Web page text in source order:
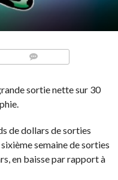
sortie nette sur 30
de dollars de sorties
semaine de sorties
en baisse par rapport à